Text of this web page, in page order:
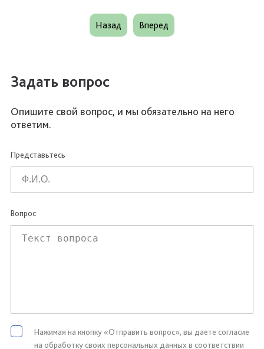
Назад Вперед
Задать вопрос
Опишите свой вопрос, и мы обязательно на него
ответим.
Представьтесь
Вопрос
Нажимая на кнопку «Отправить вопрос», вы даете согласие
на обработку своих персональных данных в соответствии